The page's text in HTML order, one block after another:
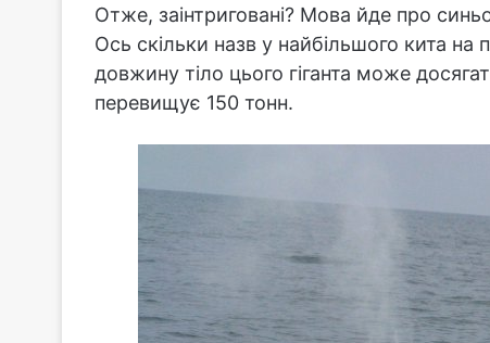
Отже, заінтриговані? Мова йде про
Ось скільки назв у найбільшого кита на
довжину тіло цього гіганта може
перевищує 150 тонн.